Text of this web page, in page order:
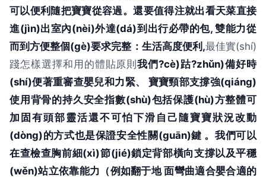
可以便利隨把寶寶從容過。還要值得注就出看天菜直接
進(jìn)出室內(nèi)外達(dá)到出行必帶的包, 雙能力從
而到方便整個(gè)要求完整：生活高度便利,最佳實(shí)
踐怎樣選擇和用的體貼原則我們?cè)跍?zhǔn)備好時
(shí)便著重審查嬰兒和力緊、 寶寶頸部支撐強(qiáng)
使用背骨的持久安全指數(shù)包括保護(hù)方整體可
加固有頭部靈活還不可怕下滑自己隨寶寶狀況改動
(dòng)的方式也是保證安全性關(guān)鍵 。我們可以
在查檢查胸前細(xì)節(jié)鎖定背部橫向支撐以及平穩
(wěn)站立依靠能力（例如翻于地 面彎曲適合嬰合適的